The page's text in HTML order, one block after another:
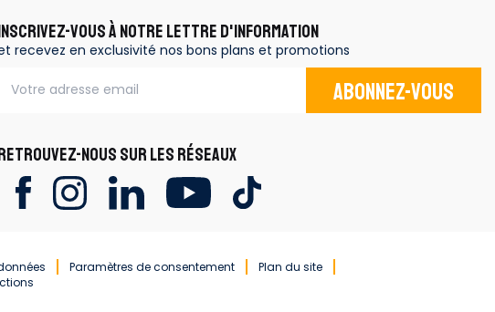
VOUS À NOTRE LETTRE D'INFORMATION
recevez en exclusivité nos bons plans et promotions
Abonnez-vous
NOUS SUR LES RÉSEAUX
Paramètres de consentement
Plan du site